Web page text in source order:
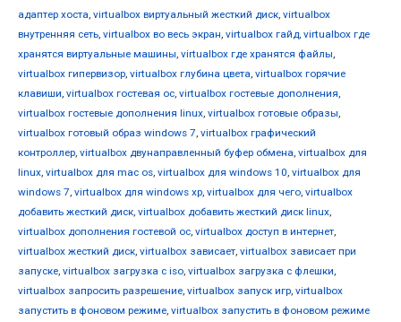
адаптер хоста, virtualbox виртуальный жесткий диск, virtualbox
внутренняя сеть, virtualbox во весь экран, virtualbox гайд, virtualbox где
хранятся виртуальные машины, virtualbox где хранятся файлы,
virtualbox гипервизор, virtualbox глубина цвета, virtualbox горячие
клавиши, virtualbox гостевая ос, virtualbox гостевые дополнения,
virtualbox гостевые дополнения linux, virtualbox готовые образы,
virtualbox готовый образ windows 7, virtualbox графический
контроллер, virtualbox двунаправленный буфер обмена, virtualbox для
linux, virtualbox для mac os, virtualbox для windows 10, virtualbox для
windows 7, virtualbox для windows xp, virtualbox для чего, virtualbox
добавить жесткий диск, virtualbox добавить жесткий диск linux,
virtualbox дополнения гостевой ос, virtualbox доступ в интернет,
virtualbox жесткий диск, virtualbox зависает, virtualbox зависает при
запуске, virtualbox загрузка с iso, virtualbox загрузка с флешки,
virtualbox запросить разрешение, virtualbox запуск игр, virtualbox
запустить в фоновом режиме, virtualbox запустить в фоновом режиме